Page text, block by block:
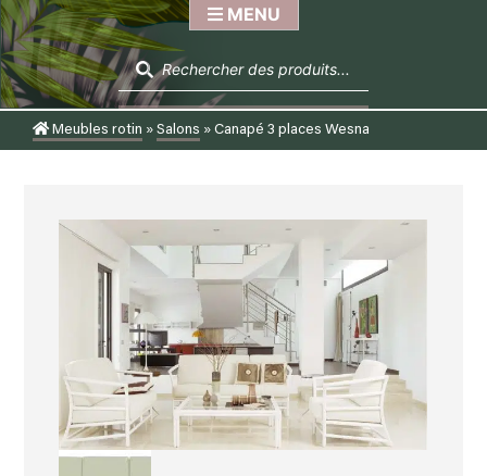
MENU
Recherche
de
produits
Meubles rotin » Salons » Canapé 3 places Wesna